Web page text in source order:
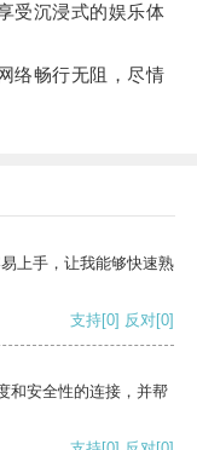
沉浸式的娱乐体
畅行无阻，尽情
上手，让我能够快速熟
支持[0] 反对[0]
和安全性的连接，并帮